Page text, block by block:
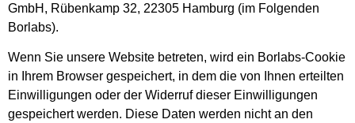
GmbH, Rübenkamp 32, 22305 Hamburg (im Folgenden
Borlabs).
Wenn Sie unsere Website betreten, wird ein Borlabs-Cookie
in Ihrem Browser gespeichert, in dem die von Ihnen erteilten
Einwilligungen oder der Widerruf dieser Einwilligungen
gespeichert werden. Diese Daten werden nicht an den